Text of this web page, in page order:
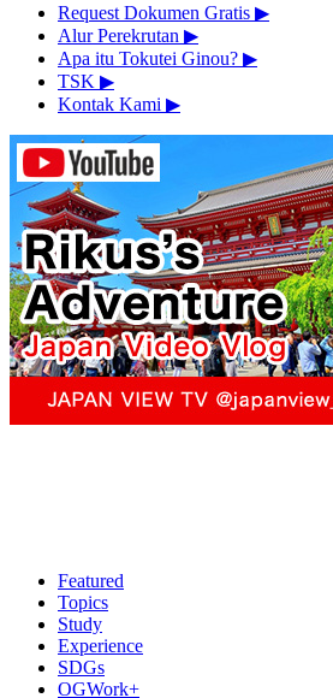
Request Dokumen Gratis ▶︎
Alur Perekrutan ▶︎
Apa itu Tokutei Ginou? ▶︎
TSK ▶︎
Kontak Kami ▶︎
Featured
Topics
Study
Experience
SDGs
OGWork+